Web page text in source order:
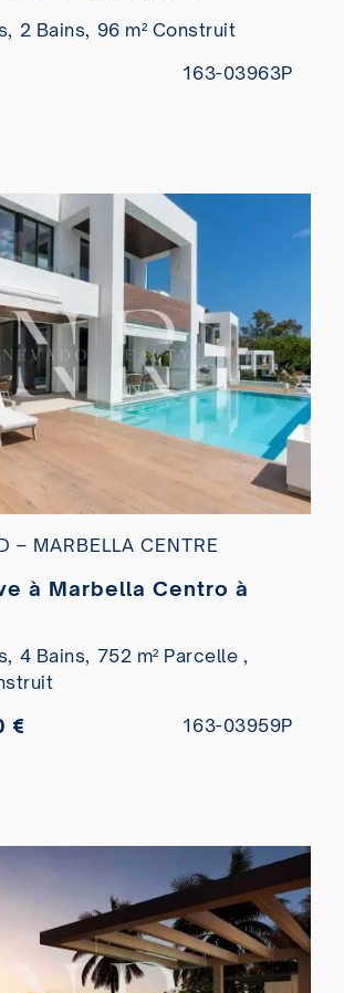
2 Bains, 96 m² Construit
163-03963P
– MARBELLA CENTRE
à Marbella Centro à
4 Bains, 752 m² Parcelle ,
€ 163-03959P